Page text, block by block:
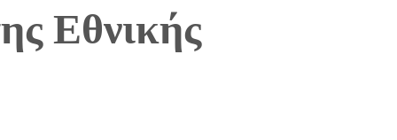
Εθνικής